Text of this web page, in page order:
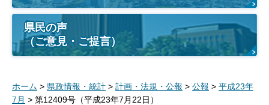
県民の声
（ご意見・ご提言）
ホーム > 県政情報・統計 > 計画・法規・公報 > 公報 > 平成23年
7月 > 第12409号（平成23年7月22日）